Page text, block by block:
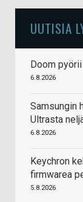
UUTISIA
Doom
6.8.2026
Samsungin
Ultrasta
6.8.2026
Keychron
firmwarea
5.8.2026